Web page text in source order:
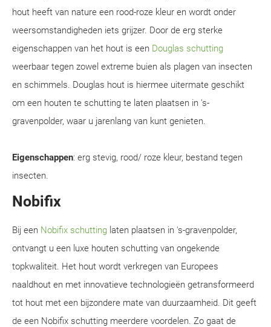
hout heeft van nature een rood-roze kleur en wordt onder
weersomstandigheden iets grijzer. Door de erg sterke
eigenschappen van het hout is een Douglas schutting
weerbaar tegen zowel extreme buien als plagen van insecten
en schimmels. Douglas hout is hiermee uitermate geschikt
om een houten te schutting te laten plaatsen in 's-
gravenpolder, waar u jarenlang van kunt genieten.
Eigenschappen: erg stevig, rood/ roze kleur, bestand tegen
insecten.
Nobifix
Bij een Nobifix schutting laten plaatsen in 's-gravenpolder,
ontvangt u een luxe houten schutting van ongekende
topkwaliteit. Het hout wordt verkregen van Europees
naaldhout en met innovatieve technologieën getransformeerd
tot hout met een bijzondere mate van duurzaamheid. Dit geeft
de een Nobifix schutting meerdere voordelen. Zo gaat de